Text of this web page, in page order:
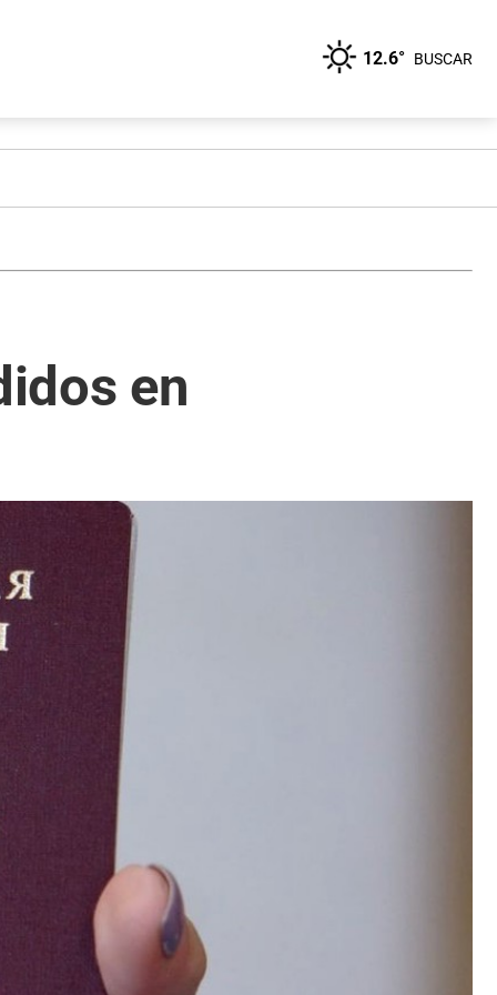
12.6° BUSCAR
en